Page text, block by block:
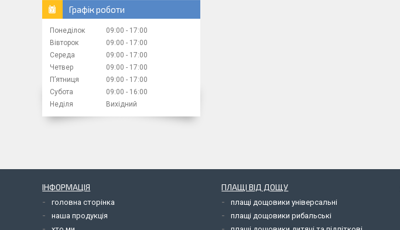
Графік роботи
Понеділок 09:00
17:00
Вівторок
09:00
17:00
Середа
09:00
17:00
Четвер
09:00
17:00
Пʼятниця
09:00
17:00
Субота
09:00
16:00
Неділя
Вихідний
ІНФОРМАЦІЯ
головна сторінка
наша продукція
ПЛАЩІ ВІД ДОЩУ
плащі дощовики універсальні
плащі дощовики рибальські